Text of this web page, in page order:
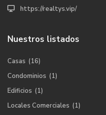
https://realtys.vip/
Nuestros listados
Casas (16)
Condominios (1)
Edificios (1)
Locales Comerciales (1)